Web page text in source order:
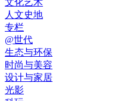
文化艺术
人文史地
专栏
@世代
生态与环保
时尚与美容
设计与家居
光影